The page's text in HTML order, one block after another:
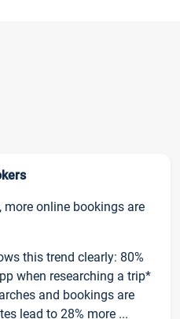
online bookings are
this trend clearly: 80%
when researching a trip*
and bookings are
lead to 28% more ...